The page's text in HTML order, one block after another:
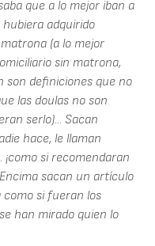
que a lo mejor iban a
adquirido
(a lo mejor
sin matrona,
son definiciones que no
las doulas no son
serlo)... Sacan
hace, le llaman
si recomendaran
sacan un artículo
como si fueran los
han mirado quien lo